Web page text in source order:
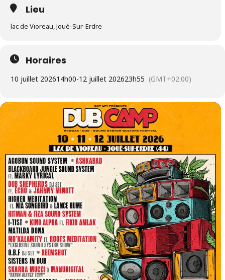
Lieu
lac de Vioreau, Joué-Sur-Erdre
Horaires
10 juillet 202614h00-12 juillet 202623h55 (GMT+02:00)